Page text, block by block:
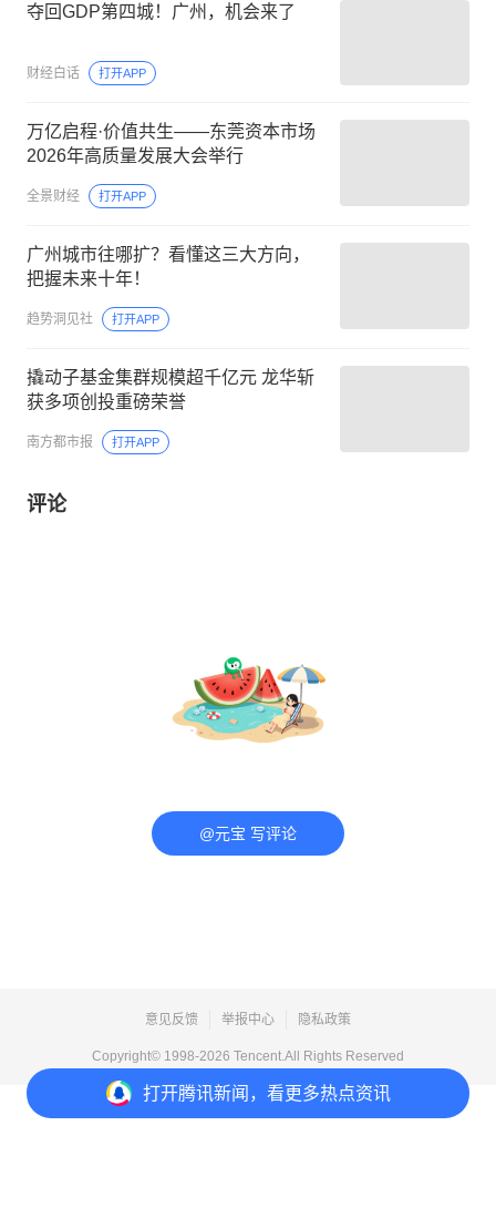
打开腾讯新闻，看更多热点资讯
夺回GDP第四城！广州，机会来了
财经白话 打开APP
万亿启程·价值共生——东莞资本市场
2026年高质量发展大会举行
全景财经 打开APP
广州城市往哪扩？看懂这三大方向，
把握未来十年！
趋势洞见社 打开APP
撬动子基金集群规模超千亿元 龙华斩
获多项创投重磅荣誉
南方都市报 打开APP
评论
@元宝 写评论
意见反馈 举报中心 隐私政策
Copyright© 1998-2026 Tencent.All Rights Reserved